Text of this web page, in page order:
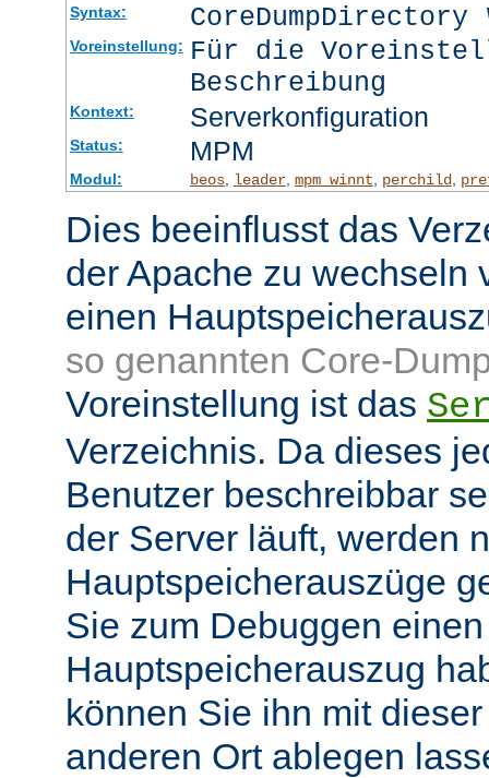
Syntax: CoreDumpDirectory
Voreinstellung: Für die
Beschreibung
Kontext: Serverkonfiguration
Status: MPM
Modul: beos, leader, mpm_winnt perchild,
Dies beeinflusst das
der Apache zu wechseln
einen
so genannten Core-
Voreinstellung ist das
Verzeichnis. Da dieses
Benutzer beschreibbar
der Server läuft, werden
Hauptspeicherauszüge
Sie zum Debuggen einen
Hauptspeicherauszug
können Sie ihn mit
anderen Ort ablegen